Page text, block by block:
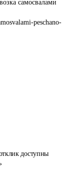
доступны
самосвалами
peschano-